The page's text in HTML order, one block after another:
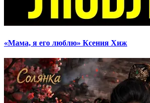
«Мама, я его люблю» Ксения Хиж